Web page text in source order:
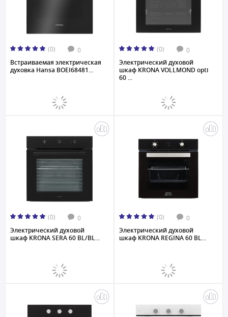
(0) 0
Встраиваемая электрическая
духовка Hansa BOEI68481...
(0) 0
Электрический духовой
шкаф KRONA VOLLMOND opti
60 ...
(0) 0
Электрический духовой
шкаф KRONA SERA 60 BL/BL...
(0) 0
Электрический духовой
шкаф KRONA REGINA 60 BL...